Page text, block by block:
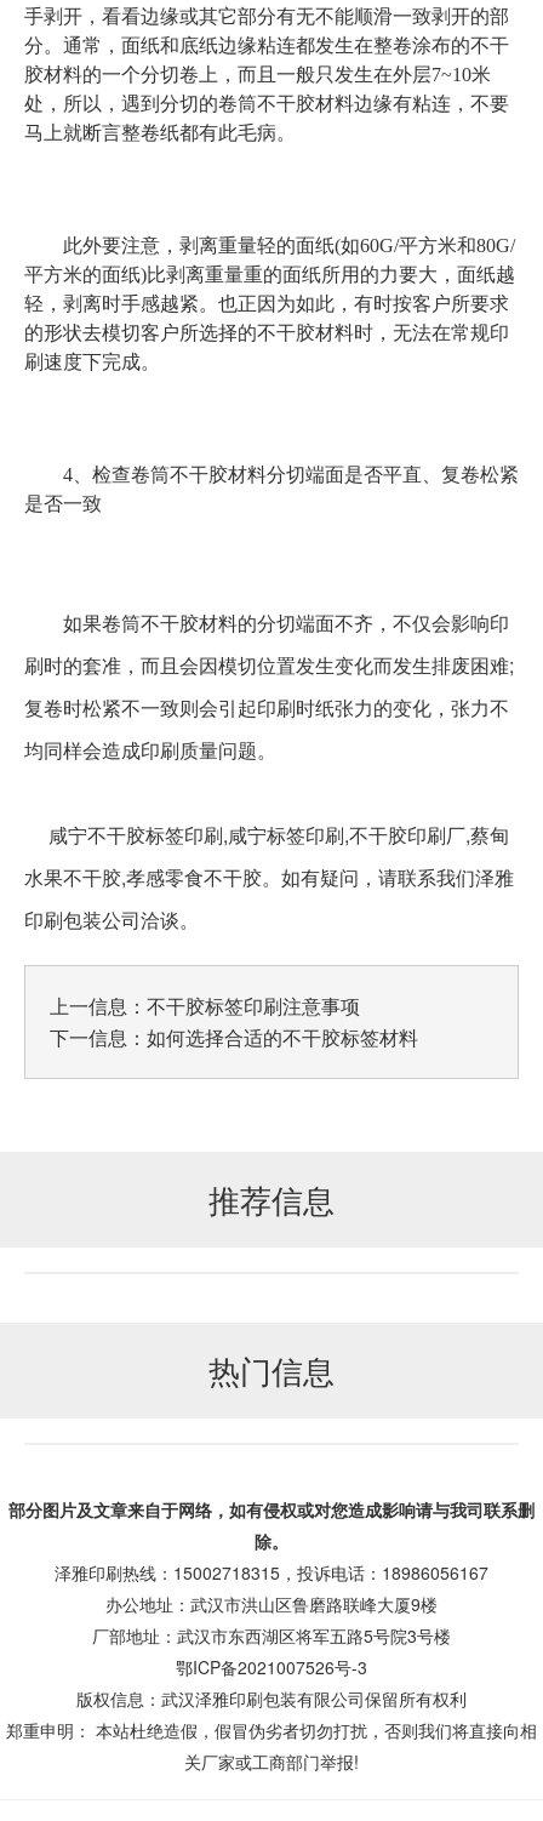
手剥开，看看边缘或其它部分有无不能顺滑一致剥开的部
分。通常，面纸和底纸边缘粘连都发生在整卷涂布的不干
胶材料的一个分切卷上，而且一般只发生在外层7~10米
处，所以，遇到分切的卷筒不干胶材料边缘有粘连，不要
马上就断言整卷纸都有此毛病。
此外要注意，剥离重量轻的面纸(如60G/平方米和80G/
平方米的面纸)比剥离重量重的面纸所用的力要大，面纸越
轻，剥离时手感越紧。也正因为如此，有时按客户所要求
的形状去模切客户所选择的不干胶材料时，无法在常规印
刷速度下完成。
4、检查卷筒不干胶材料分切端面是否平直、复卷松紧
是否一致
如果卷筒不干胶材料的分切端面不齐，不仅会影响印
刷时的套准，而且会因模切位置发生变化而发生排废困难;
复卷时松紧不一致则会引起印刷时纸张力的变化，张力不
均同样会造成印刷质量问题。
咸宁不干胶标签印刷,咸宁标签印刷,不干胶印刷厂,蔡甸
水果不干胶,孝感零食不干胶。如有疑问，请联系我们泽雅
印刷包装公司洽谈。
上一信息： 不干胶标签印刷注意事项
下一信息： 如何选择合适的不干胶标签材料
推荐信息
热门信息
部分图片及文章来自于网络，如有侵权或对您造成影响请与我司联系删
除。
泽雅印刷热线：15002718315，投诉电话：18986056167
办公地址：武汉市洪山区鲁磨路联峰大厦9楼
厂部地址：武汉市东西湖区将军五路5号院3号楼
鄂ICP备2021007526号-3
版权信息：武汉泽雅印刷包装有限公司保留所有权利
郑重申明： 本站杜绝造假，假冒伪劣者切勿打扰，否则我们将直接向相
关厂家或工商部门举报!